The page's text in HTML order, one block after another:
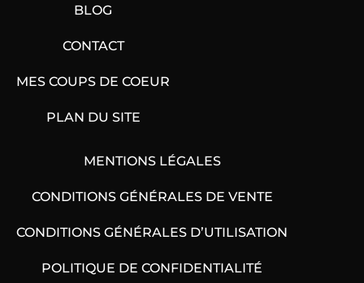
BLOG
CONTACT
MES COUPS DE COEUR
PLAN DU SITE
MENTIONS LÉGALES
CONDITIONS GÉNÉRALES DE VENTE
CONDITIONS GÉNÉRALES D’UTILISATION
POLITIQUE DE CONFIDENTIALITÉ